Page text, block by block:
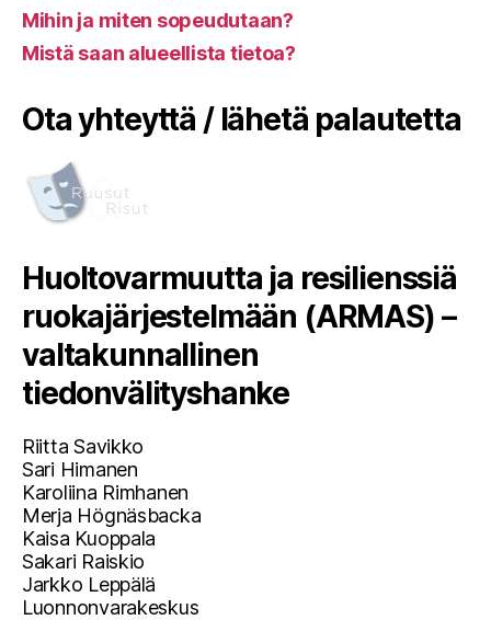
Mihin ja miten sopeudutaan?
Mistä saan alueellista tietoa?
Ota yhteyttä / lähetä palautetta
Huoltovarmuutta ja resilienssiä
ruokajärjestelmään (ARMAS) –
valtakunnallinen
tiedonvälityshanke
Riitta Savikko
Sari Himanen
Karoliina Rimhanen
Merja Högnäsbacka
Kaisa Kuoppala
Sakari Raiskio
Jarkko Leppälä
Luonnonvarakeskus